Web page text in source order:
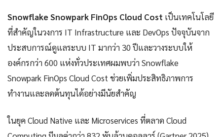
Snowflake Snowpark FinOps Cloud Cost เป็นเทคโนโลยี
ที่สำคัญในวงการ IT Infrastructure และ DevOps ปัจจุบันจาก
ประสบการณ์ดูแลระบบ IT มากว่า 30 ปีและวางระบบให้
องค์กรกว่า 600 แห่งทั่วประเทศผมพบว่า Snowflake
Snowpark FinOps Cloud Cost ช่วยเพิ่มประสิทธิภาพการ
ทำงานและลดต้นทุนได้อย่างมีนัยสำคัญ
ในยุค Cloud Native และ Microservices ที่ตลาด Cloud